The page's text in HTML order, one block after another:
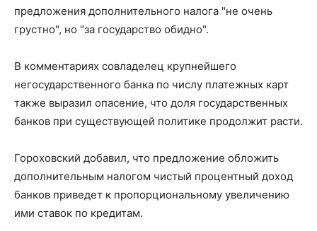
предложения дополнительного налога "не очень
грустно", но "за государство обидно".
В комментариях совладелец крупнейшего
негосударственного банка по числу платежных карт
также выразил опасение, что доля государственных
банков при существующей политике продолжит расти.
Гороховский добавил, что предложение обложить
дополнительным налогом чистый процентный доход
банков приведет к пропорциональному увеличению
ими ставок по кредитам.